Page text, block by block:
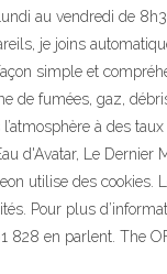
au vendredi de
je joins
simple et
fumées, gaz,
à des
d'Avatar, Le
utilise des
Pour plus
en parlent. The